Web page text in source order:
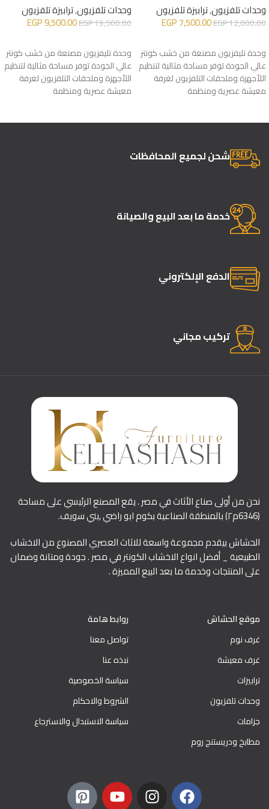
وحدات تلفزيون,ترابيزة تلفزيون
EGP12,000.00
EGP7,500.00
وحدة تليفزيون مصنعة من خشب كونتر
عالي الجودة توفر مساحة مثالية لتنظيم
اللأجهزة وملحقات التلفزيون لغرفة
معيشة عصرية ومنظمة
وحدات تلفزيون,ترابيزة تلفزيون
EGP13,500.00
EGP9,500.00
وحدة تليفزيون مصنعة من خشب كونتر
عالي الجودة توفر مساحة مثالية لتنظيم
اللأجهزة وملحقات التلفزيون لغرفة
معيشة عصرية ومنظمة
شحن لجميع المحافظات
خدمة ما بعد البيع والصيانة
الدفع الإلكتروني
تركيب مجاني
نحن من أولى صناع الأثاث في مصر . يقع المصنع الرئيسي على مساحة
(6346م٢) بالمنطقة الصناعية بكوم ابو راضي ,بني سويف.
الحشاش بيقدم مجموعة واسعة للاثاث العصري المصنوع من الاخشاب
الطبيعية _ أفضل انواع الاخشاب الكونتر في مصر . جودة ومتانة وضمان
على المنتجات وخدمة ما بعد البيع المميزة .
موقع الحشاش
غرف نوم
غرف معيشة
ترابيزات
وحدات تلفزيون
جزامات
مطابخ ودريستنج روم
روابط هامة
تواصل معنا
نبذه عنا
سياسة الخصوصية
الشروط والاحكام
سياسة الاستبدال والاسترجاع